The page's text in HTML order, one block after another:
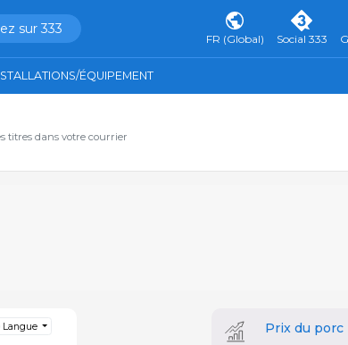
sur 333
FR (Global) Social 333
ÉQUIPEMENT
titres dans votre courrier
Langue Prix du porc